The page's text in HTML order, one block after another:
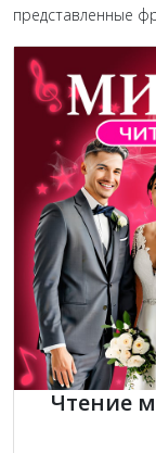
представленные
Чтение